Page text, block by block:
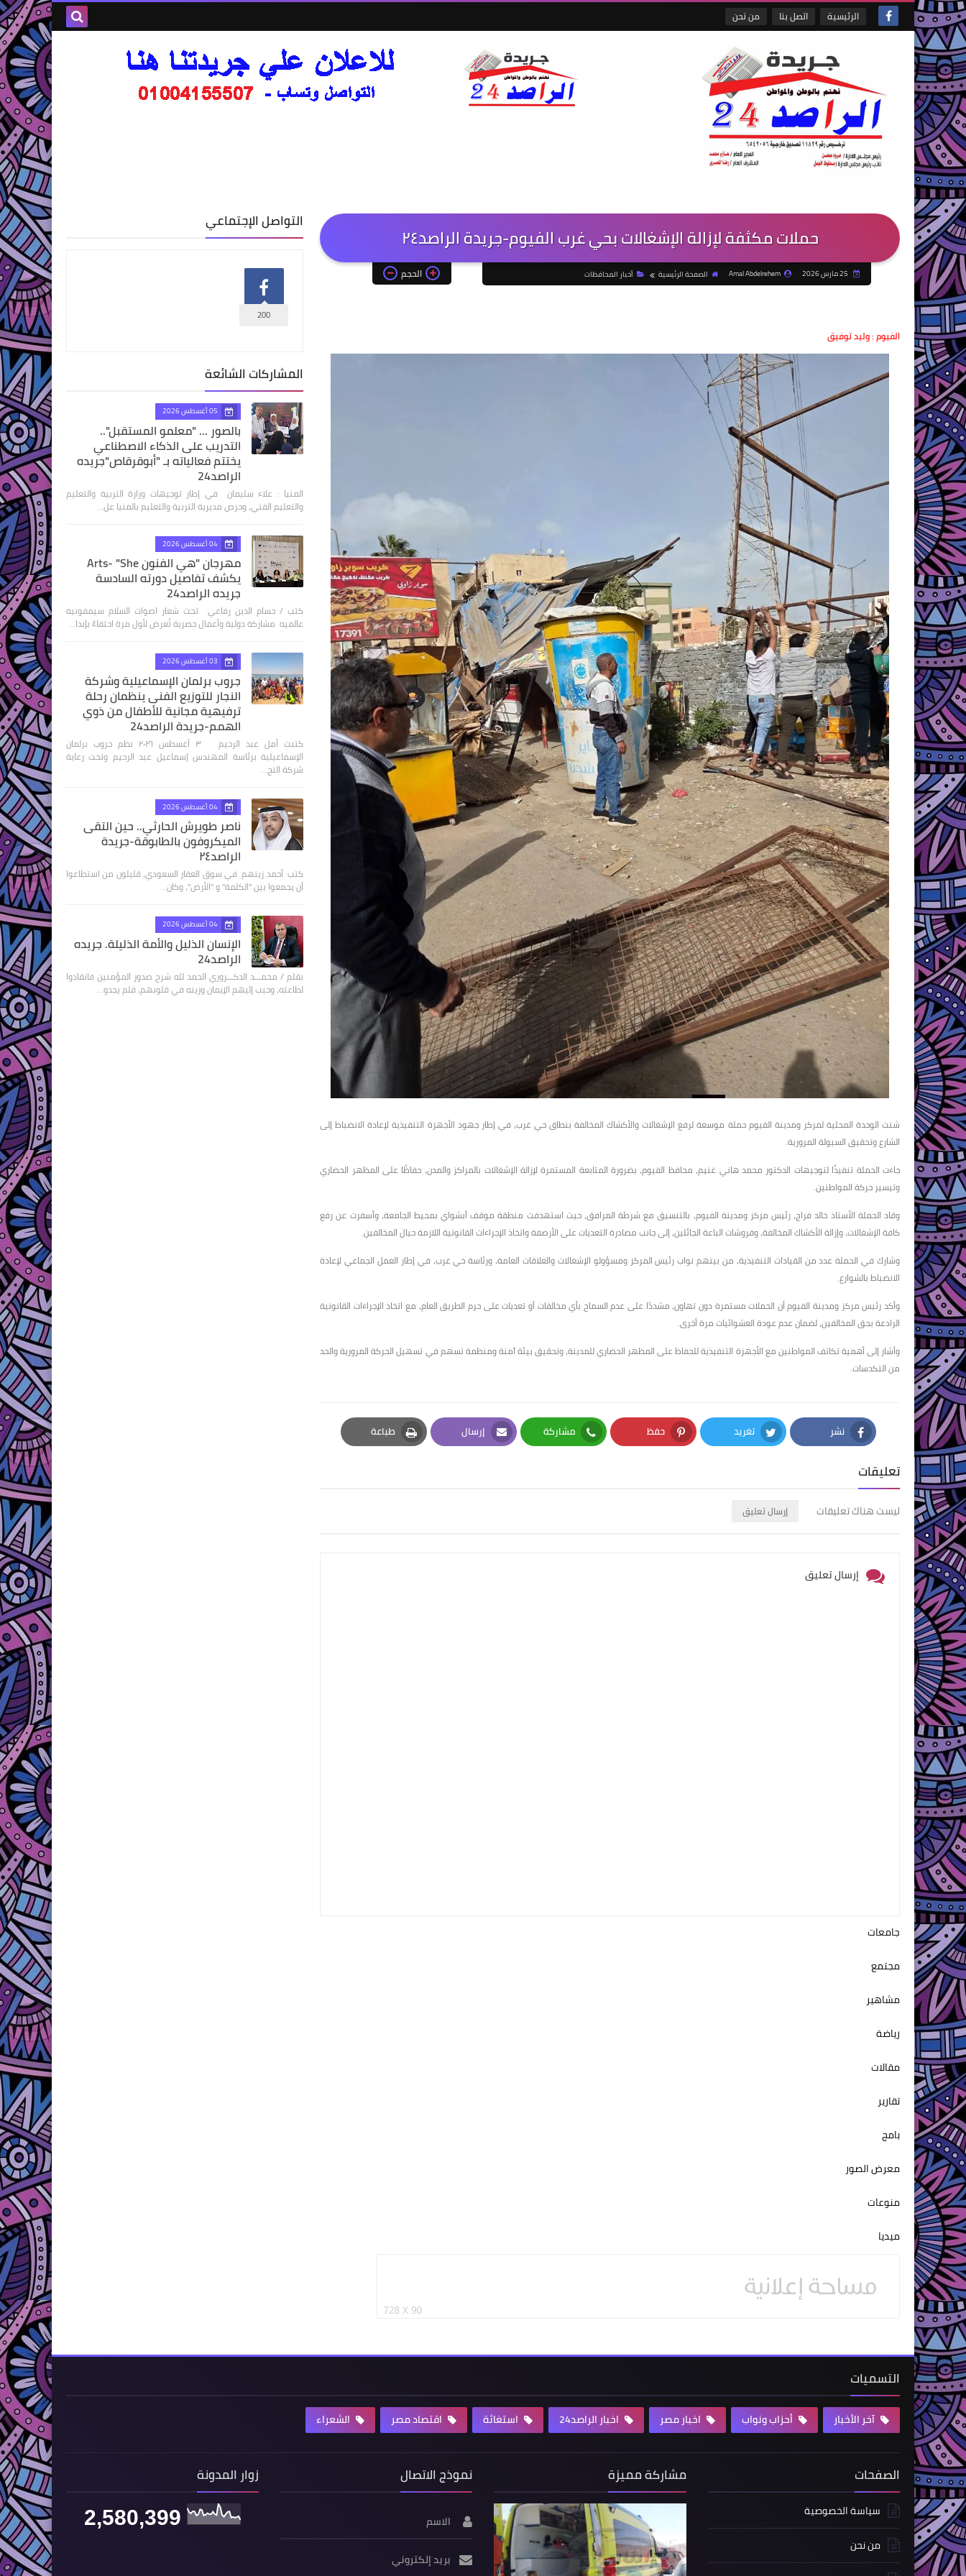
الرئيسية اتصل بنا من نحن
حملات مكثفة لإزالة الإشغالات بحي غرب الفيوم-جريدة الراصد٢٤
Amal Abdelrehem الصفحة الرئيسية أخبار المحافظات الحجم
الفيوم : وليد توفيق
شنت الوحدة المحلية لمركز ومدينة الفيوم حملة موسعة لرفع الإشغالات والأكشاك المخالفة بنطاق حي غرب، في إطار جهود الأجهزة التنفيذية لإعادة الانضباط إلى
الشارع وتحقيق السيولة المرورية.
جاءت الحملة تنفيذًا لتوجيهات الدكتور محمد هاني غنيم، محافظ الفيوم، بضرورة المتابعة المستمرة لإزالة الإشغالات بالمراكز والمدن، حفاظًا على المظهر الحضاري
وتيسير حركة المواطنين.
وقاد الحملة الأستاذ خالد فراج، رئيس مركز ومدينة الفيوم، بالتنسيق مع شرطة المرافق، حيث استهدفت منطقة موقف أبشواي بمحيط الجامعة، وأسفرت عن رفع
كافة الإشغالات، وإزالة الأكشاك المخالفة، وفروشات الباعة الجائلين، إلى جانب مصادرة التعديات على الأرصفة واتخاذ الإجراءات القانونية اللازمة حيال المخالفين.
وشارك في الحملة عدد من القيادات التنفيذية، من بينهم نواب رئيس المركز ومسؤولو الإشغالات والعلاقات العامة، ورئاسة حي غرب، في إطار العمل الجماعي لإعادة
الانضباط بالشوارع.
وأكد رئيس مركز ومدينة الفيوم أن الحملات مستمرة دون تهاون، مشددًا على عدم السماح بأي مخالفات أو تعديات على حرم الطريق العام، مع اتخاذ الإجراءات القانونية
الرادعة بحق المخالفين، لضمان عدم عودة العشوائيات مرة أخرى.
وأشار إلى أهمية تكاتف المواطنين مع الأجهزة التنفيذية للحفاظ على المظهر الحضاري للمدينة، وتحقيق بيئة آمنة ومنظمة تسهم في تسهيل الحركة المرورية والحد
من التكدسات.
نشر
Facebook
تغريد
Twitter
حفظ
Pinterest
مشاركة
Whatsapp
إرسال
Email
طباعة
Print
تعليقات
ليست هناك تعليقات إرسال تعليق
إرسال تعليق
جامعات
مجتمع
مشاهير
رياضة
مقالات
تقارير
بامج
معرض الصور
منوعات
ميديا
التواصل الإجتماعي
200
المشاركات الشائعة
05 أغسطس 2026
بالصور ... "معلمو المستقبل"..
التدريب على الذكاء الاصطناعي
يختتم فعالياته بـ "أبوقرقاص"جريده
الراصد24
المنيا : علاء سليمان في إطار توجيهات وزارة التربية والتعليم
والتعليم الفني، وحرص مديرية التربية والتعليم بالمنيا عل…
04 أغسطس 2026
مهرجان "هي الفنون Arts- "She
يكشف تفاصيل دورته السادسة
جريده الراصد24
كتب / حسام الدين رفاعي تحت شعار اصوات السلام سيمفونيه
عالميه مشاركة دولية وأعمال حصرية تُعرض لأول مرة احتفاءً بإبدا…
03 أغسطس 2026
جروب برلمان الإسماعيلية وشركة
النجار للتوزيع الفنى ينظمان رحلة
ترفيهية مجانية للأطفال من ذوي
الهمم-جريدة الراصد24
كتبت أمل عبد الرحيم ٣ أغسطس ٢٠٢٦ نظم جروب برلمان
الإسماعيلية برئاسة المهندس إسماعيل عبد الرحيم وتحت رعاية
شركة النج…
04 أغسطس 2026
ناصر طويرش الحارثي.. حين التقى
الميكروفون بالطابوقة-جريدة
الراصد٢٤
كتب: أحمد زينهم في سوق العقار السعودي، قليلون من استطاعوا
أن يجمعوا بين "الكلمة" و "الأرض"، وكان…
04 أغسطس 2026
الإنسان الذليل والأمة الذليلة. جريده
الراصد24
بقلم / محمـــد الدكـــروري الحمد لله شرح صدور المؤمنين فانقادوا
لطاعته، وحبب إليهم الإيمان وزينه في قلوبهم، فلم يجدو…
التسميات
آخر الأخبار أحزاب ونواب اخبار مصر اخبار الراصد24 استغاثة اقتصاد مصر الشعراء
الصفحات
سياسة الخصوصية
من نحن
مشاركة مميزة نموذج الاتصال
الاسم
بريد إلكتروني
زوار المدونة
2,580,399